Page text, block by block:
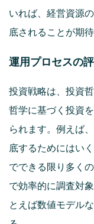
いれば、経営資源
底されることが期待
運用プロセスの
投資戦略は、投資
哲学に基づく投資
られます。例えば
底するためにはい
でできる限り多く
で効率的に調査対
とえば数値モデル